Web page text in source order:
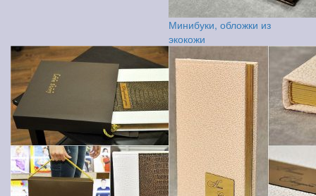
Минибуки, обложки из
экокожи